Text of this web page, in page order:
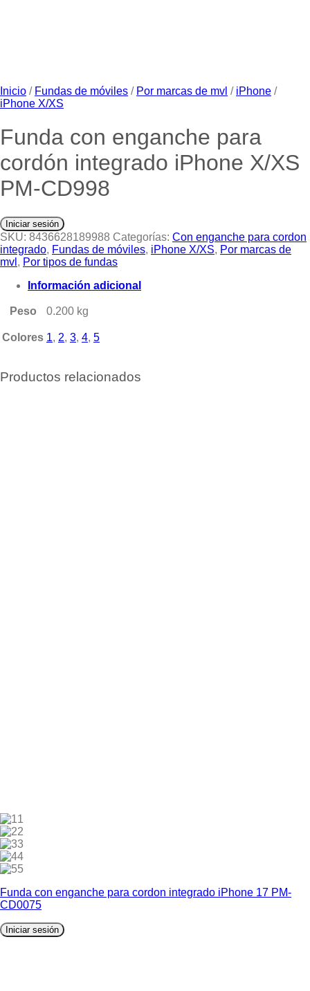
Inicio / Fundas de móviles / Por marcas de mvl / iPhone /
iPhone X/XS
Funda con enganche para
cordón integrado iPhone X/XS
PM-CD998
Iniciar sesión
SKU: 8436628189988 Categorías: Con enganche para cordon
integrado, Fundas de móviles, iPhone X/XS, Por marcas de
mvl , Por tipos de fundas
Información adicional
Peso 0.200 kg
Colores 1, 2, 3, 4, 5
Productos relacionados
1
2
3
4
5
Funda con enganche para cordon integrado iPhone 17 PM-
CD0075
Iniciar sesión